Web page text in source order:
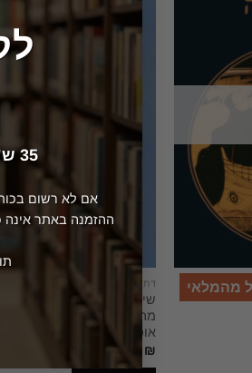
35 ש"ח עד 2 ק"ג שליח עד הבית .
אם לא רשום
ההזמנה באתר אינה
מהמלאי דתות
שיוה ביער האורנים – סיפורים
מהמיתולוגיה ההודית /
אופירה גמליאל
75.00 ₪